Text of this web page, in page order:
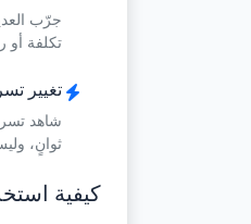
جرّب
تكلفة أو
تغيير
شاهد
ثوانٍ،
كيفية